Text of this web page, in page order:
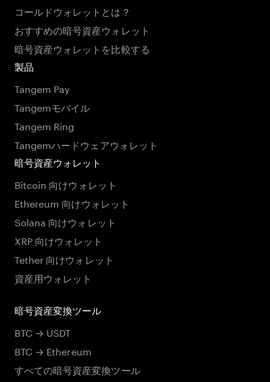
コールドウォレットとは？
おすすめの暗号資産ウォレット
暗号資産ウォレットを比較する
製品
Tangem Pay
Tangemモバイル
Tangem Ring
Tangemハードウェアウォレット
暗号資産ウォレット
Bitcoin 向けウォレット
Ethereum 向けウォレット
Solana 向けウォレット
XRP 向けウォレット
Tether 向けウォレット
資産用ウォレット
暗号資産変換ツール
BTC → USDT
BTC → Ethereum
すべての暗号資産変換ツール